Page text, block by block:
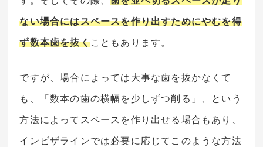
ない場合にはスペースを作り出すためにやむを得
ず数本歯を抜くこともあります。
ですが、場合によっては大事な歯を抜かなくて
も、「数本の歯の横幅を少しずつ削る」、という
方法によってスペースを作り出せる場合もあり、
インビザラインでは必要に応じてこのような方法